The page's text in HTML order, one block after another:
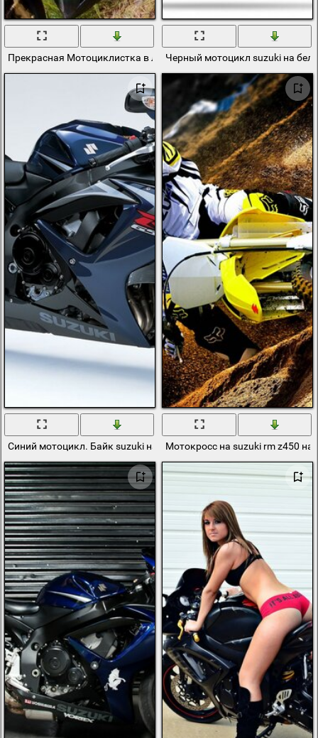
Прекрасная Мотоциклистка в латексе любит Suzuki
Черный мотоцикл suzuki на
Синий мотоцикл. Байк suzuki на белом фонеМотокросс на suzuki rm z450 на